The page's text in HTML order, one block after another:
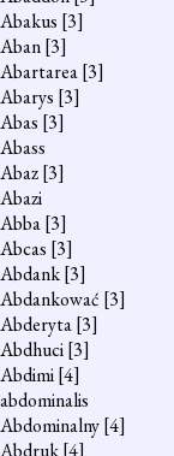
Abakus [3]
Aban[3]
Abartarea[3]
Abarys [3]
Abas [3]
Abass
Abaz[3]
Abazi
Abba[3]
Abcas [3]
Abdank[3]
Abdankować [3]
Abderyta[3]
Abdhuci[3]
Abdimi[4]
abdominalis
Abdominalny[4]
Abdruk[4]